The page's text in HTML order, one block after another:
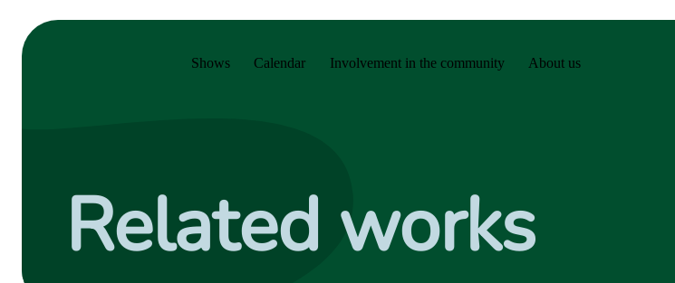
Skip to main content
Skip to footer
Shows
Calendar Involvement in the community About us
Related works